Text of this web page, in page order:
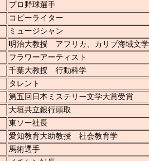
プロ野球選手
コピーライター
ミュージシャン
明治大教授 アフリカ、カリブ海域文学
フラワーアーティスト
千葉大教授 行動科学
タレント
第五回日本ミステリー文学大賞受賞
大垣共立銀行頭取
東ソー社長
愛知教育大助教授 社会教育学
馬術選手